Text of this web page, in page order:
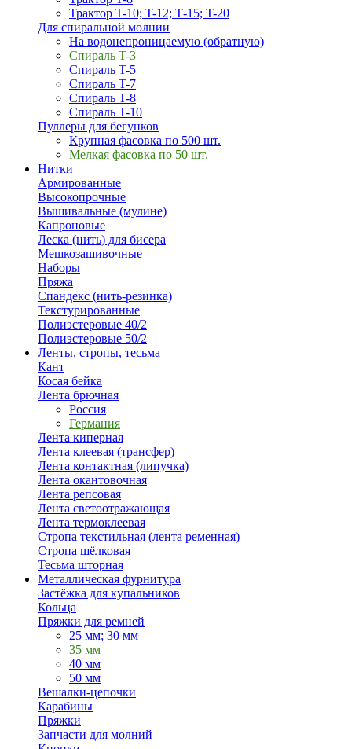
Трактор T-10; T-12; Т-15; T-20
Для спиральной молнии
На водонепроницаемую (обратную)
Спираль T-3
Спираль T-5
Спираль T-7
Спираль T-8
Спираль T-10
Пуллеры для бегунков
Крупная фасовка по 500 шт.
Мелкая фасовка по 50 шт.
Нитки
Армированные
Высокопрочные
Вышивальные (мулине)
Капроновые
Леска (нить) для бисера
Мешкозашивочные
Наборы
Пряжа
Спандекс (нить-резинка)
Текстурированные
Полиэстеровые 40/2
Полиэстеровые 50/2
Ленты, стропы, тесьма
Кант
Косая бейка
Лента брючная
Россия
Германия
Лента киперная
Лента клеевая (трансфер)
Лента контактная (липучка)
Лента окантовочная
Лента репсовая
Лента светоотражающая
Лента термоклеевая
Стропа текстильная (лента ременная)
Стропа шёлковая
Тесьма шторная
Металлическая фурнитура
Застёжка для купальников
Кольца
Пряжки для ремней
25 мм; 30 мм
35 мм
40 мм
50 мм
Вешалки-цепочки
Карабины
Пряжки
Запчасти для молний